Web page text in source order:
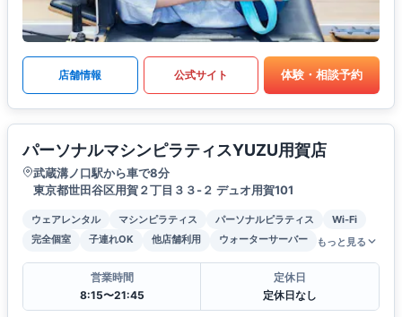
店舗情報 公式サイト 体験・相談予約
パーソナルマシンピラティスYUZU用賀店
武蔵溝ノ口駅から車で8分
東京都世田谷区用賀２丁目３３-２ デュオ用賀101
ウェアレンタル マシンピラティス パーソナルピラティス
Wi-Fi
完全個室
子連れOK 他店舗利用 ウォーターサーバー もっと見る
営業時間
8:15〜21:45
定休日
定休日なし